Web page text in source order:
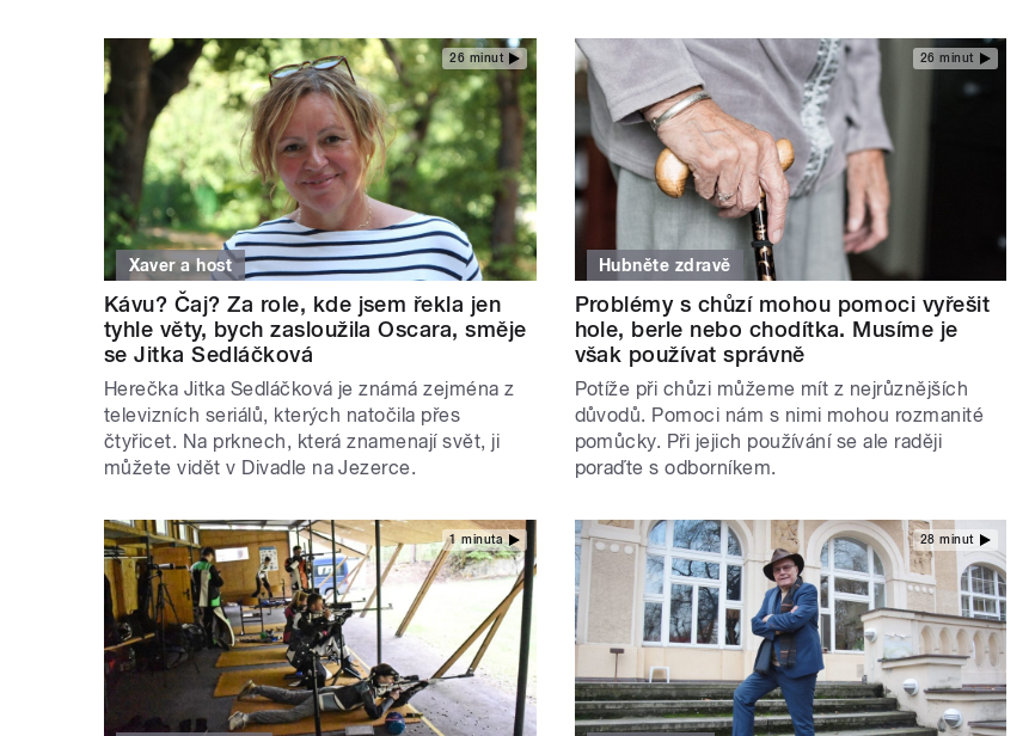
26 minut
Xaver a host
Kávu? Čaj? Za role, kde jsem řekla jen
tyhle věty, bych zasloužila Oscara, směje
se Jitka Sedláčková
Herečka Jitka Sedláčková je známá zejména z
televizních seriálů, kterých natočila přes
čtyřicet. Na prknech, která znamenají svět, ji
můžete vidět v Divadle na Jezerce.
26 minut
Hubněte zdravě
Problémy s chůzí mohou pomoci vyřešit
hole, berle nebo chodítka. Musíme je
však používat správně
Potíže při chůzi můžeme mít z nejrůznějších
důvodů. Pomoci nám s nimi mohou rozmanité
pomůcky. Při jejich používání se ale raději
poraďte s odborníkem.
1 minuta 28 minut